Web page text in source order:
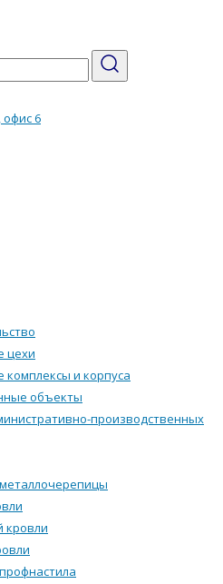
офис 6
цехи
и корпуса
объекты
производственных
кровли